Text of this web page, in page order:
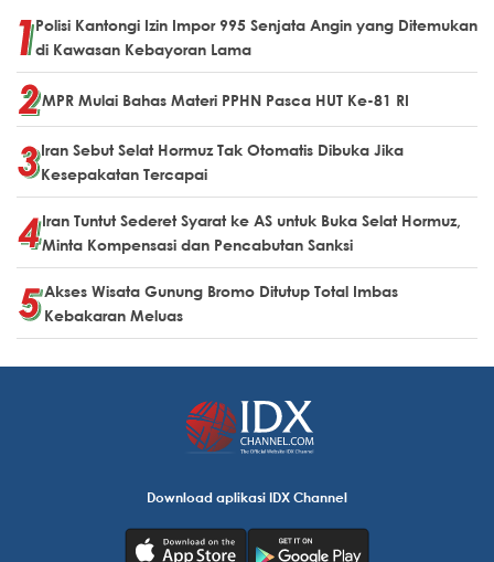
Polisi Kantongi Izin Impor 995 Senjata Angin yang Ditemukan
di Kawasan Kebayoran Lama
MPR Mulai Bahas Materi PPHN Pasca HUT Ke-81 RI
Iran Sebut Selat Hormuz Tak Otomatis Dibuka Jika
Kesepakatan Tercapai
Iran Tuntut Sederet Syarat ke AS untuk Buka Selat Hormuz,
Minta Kompensasi dan Pencabutan Sanksi
Akses Wisata Gunung Bromo Ditutup Total Imbas
Kebakaran Meluas
Download aplikasi IDX Channel